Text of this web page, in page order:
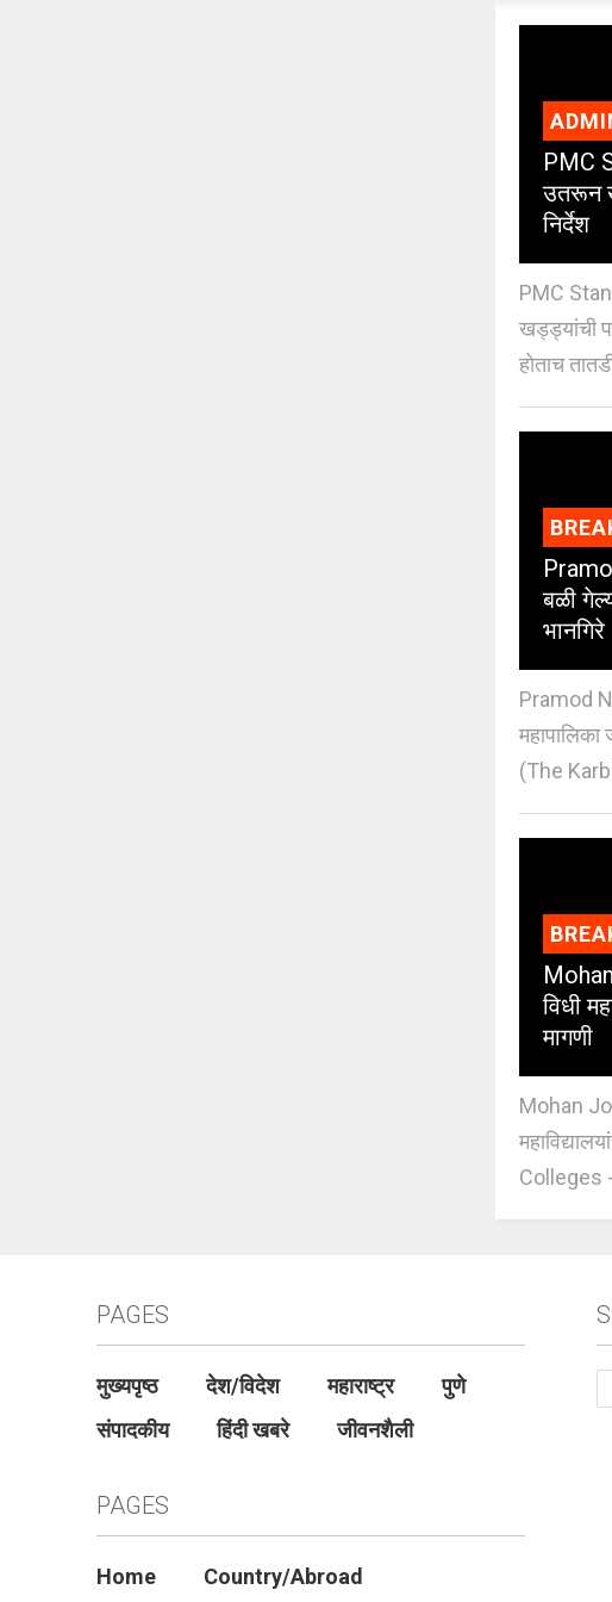
PMC
उतरून
निर्देश
PMC
खड्ड्यांची
होताच
बळी
भानगिरे
Pramod
(The
विधी
मागणी
Mohan
Colleges
PAGES
मुख्यपृष्ठ देश/विदेश महाराष्ट्र
पुणे
संपादकीय
हिंदी खबरे जीवनशैली
PAGES
Home Country/Abroad